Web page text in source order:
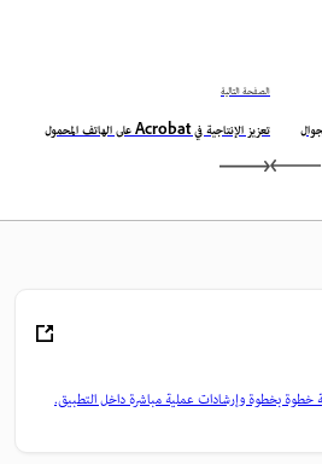
الصفحة التالية
تعزيز الإنتاجية في Acrobat على الهاتف المحمول
خطوة بخطوة وإرشادات عملية مباشرة داخل التطبيق.